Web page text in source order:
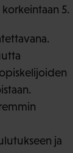
5.
ja